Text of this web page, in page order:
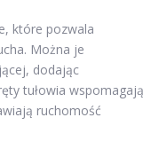
które pozwala
Można je
dodając
tułowia wspomagają
ruchomość